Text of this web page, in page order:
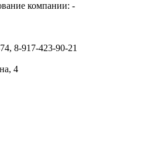
компании: -
8-917-423-90-21
4